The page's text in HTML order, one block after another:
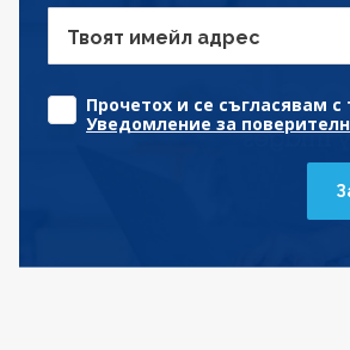
Твоят имейл адрес
Прочетох и се съгласявам с
Уведомление за